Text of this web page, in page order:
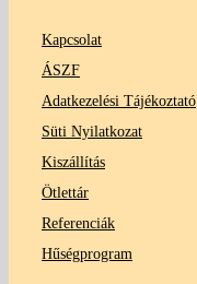
Kapcsolat
ÁSZF
Adatkezelési Tájékoztató
Süti Nyilatkozat
Kiszállítás
Ötlettár
Referenciák
Hűségprogram